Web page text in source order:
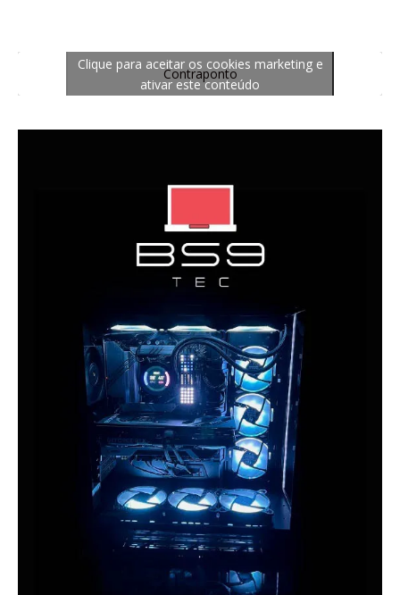
Contraponto
Clique para aceitar os cookies marketing e
ativar este conteúdo